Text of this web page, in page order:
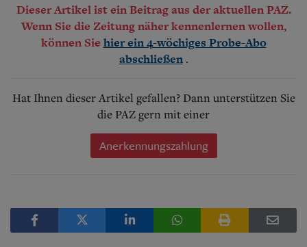
Dieser Artikel ist ein Beitrag aus der aktuellen PAZ.
Wenn Sie die Zeitung näher kennenlernen wollen,
können Sie hier ein 4-wöchiges Probe-Abo
abschließen .
Hat Ihnen dieser Artikel gefallen? Dann unterstützen Sie
die PAZ gern mit einer
Anerkennungszahlung